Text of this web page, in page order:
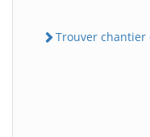
Trouver